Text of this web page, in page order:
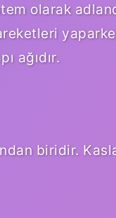
olarak
ağıdır.
biridir.